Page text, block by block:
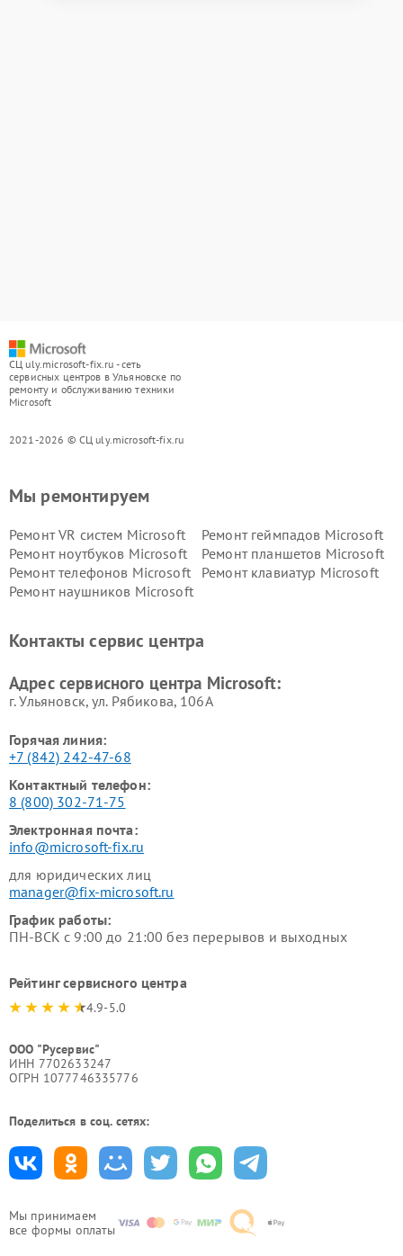
СЦ uly.microsoft-fix.ru - сеть
сервисных центров в Ульяновске по
ремонту и обслуживанию техники
Microsoft
2021-2026 © СЦ uly.microsoft-fix.ru
Мы принимаем
все формы оплаты
Мы ремонтируем
Ремонт VR систем Microsoft
Ремонт геймпадов Microsoft
Ремонт ноутбуков Microsoft
Ремонт планшетов Microsoft
Ремонт телефонов Microsoft
Ремонт клавиатур Microsoft
Ремонт наушников Microsoft
Контакты сервис центра
Адрес сервисного центра Microsoft:
г. Ульяновск, ул. Рябикова, 106А
Горячая линия:
+7 (842) 242-47-68
Контактный телефон:
8 (800) 302-71-75
Электронная почта:
info@microsoft-fix.ru
для юридических лиц
manager@fix-microsoft.ru
График работы:
ПН-ВСК с 9:00 до 21:00 без перерывов и выходных
Рейтинг сервисного центра
4.9-5.0
ООО "Русервис"
ИНН 7702633247
ОГРН 1077746335776
Поделиться в соц. сетях: